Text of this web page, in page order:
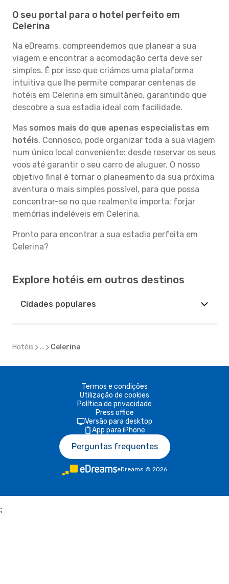
O seu portal para o hotel perfeito em
Celerina
Na eDreams, compreendemos que planear a sua
viagem e encontrar a acomodação certa deve ser
simples. É por isso que criámos uma plataforma
intuitiva que lhe permite comparar centenas de
hotéis em Celerina em simultâneo, garantindo que
descobre a sua estadia ideal com facilidade.
Mas somos mais do que apenas especialistas em
hotéis. Connosco, pode organizar toda a sua viagem
num único local conveniente: desde reservar os seus
voos até garantir o seu carro de aluguer. O nosso
objetivo final é tornar o planeamento da sua próxima
aventura o mais simples possível, para que possa
concentrar-se no que realmente importa: forjar
memórias indeléveis em Celerina.
Pronto para encontrar a sua estadia perfeita em
Celerina?
Explore hotéis em outros destinos
Cidades populares
Hotéis ... Celerina
Termos e condições
Utilização de cookies
Política de privacidade
Press office
Versão para desktop
App para iPhone
Perguntas frequentes
eDreams © 2026
;